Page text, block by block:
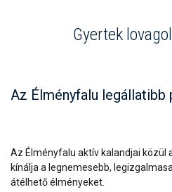
Gyertek
Az Élményfalu legállatibb
Az Élményfalu aktív kalandjai közül
kínálja a legnemesebb,
átélhető élményeket.